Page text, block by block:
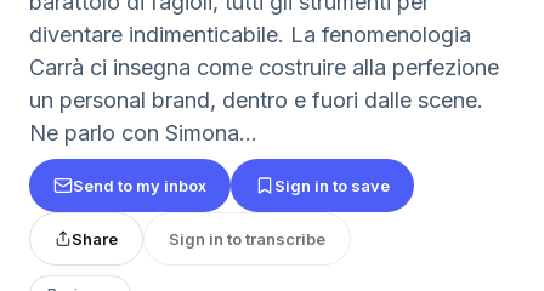
diventare indimenticabile. La fenomenologia
Carrà ci insegna come costruire alla perfezione
un personal brand, dentro e fuori dalle scene.
Ne parlo con Simona...
Send to my inbox Sign in to save
Share Sign in to transcribe